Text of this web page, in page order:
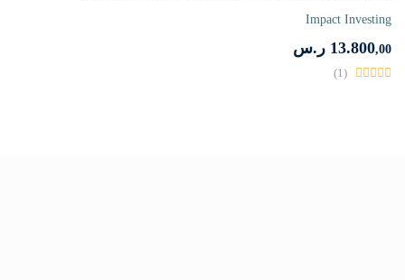
Impact Investing
13.800,00 ر.س
(1)